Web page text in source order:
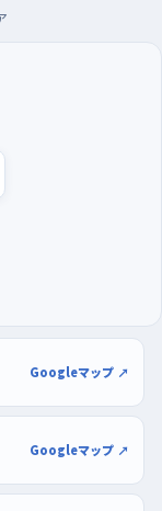
を移しておきた
う時間より少し
やすい。週の半
心強い。綱島側
買い物ついでに前
Googleマップ ↗
Googleマップ ↗